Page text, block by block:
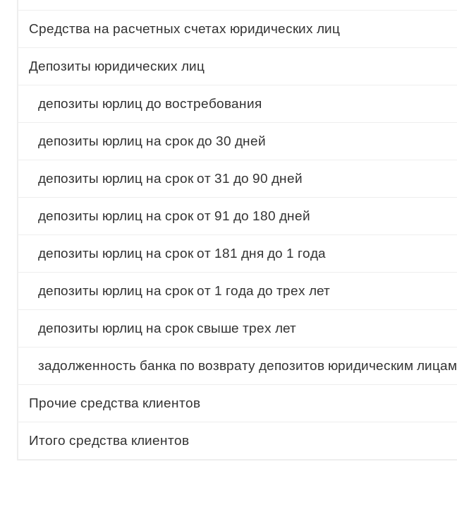
Cредства на расчетных счетах юридических лиц
Депозиты юридических лиц
депозиты юрлиц до востребования
депозиты юрлиц на срок до 30 дней
депозиты юрлиц на срок от 31 до 90 дней
депозиты юрлиц на срок от 91 до 180 дней
депозиты юрлиц на срок от 181 дня до 1 года
депозиты юрлиц на срок от 1 года до трех лет
депозиты юрлиц на срок свыше трех лет
задолженность банка по возврату депозитов юридическим лицам
Прочие средства клиентов
Итого средства клиентов